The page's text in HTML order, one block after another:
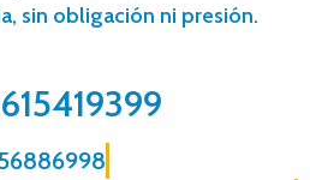
sin obligación ni presión.